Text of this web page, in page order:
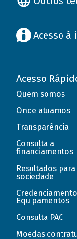
Acesso à
Acesso
Quem somos
Onde atuamos
Transparência
Consulta a
financiamentos
Resultados para
sociedade
Equipamentos
Consulta PAC
Moedas